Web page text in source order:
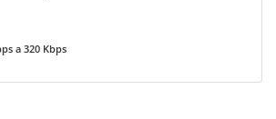
a 320 Kbps